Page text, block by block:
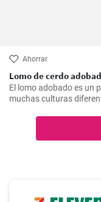
Ahorrar
Lomo de cerdo
El lomo adobado es un
muchas culturas
cerdo marinado
antes de ser asado
para una cena en